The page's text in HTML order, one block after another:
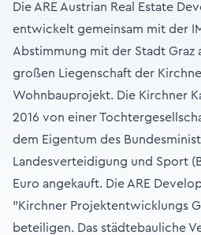
Die ARE Austrian Real Estate
entwickelt gemeinsam mit der
Abstimmung mit der Stadt Graz
großen Liegenschaft der
Wohnbauprojekt. Die Kirchner
2016 von einer
dem Eigentum des
Landesverteidigung und Sport
Euro angekauft. Die ARE
"Kirchner Projektentwicklungs
beteiligen. Das städtebauliche